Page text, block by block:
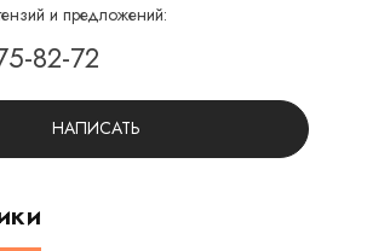
и предложений:
82-72
НАПИСАТЬ